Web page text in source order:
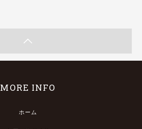
MORE INFO
ホーム